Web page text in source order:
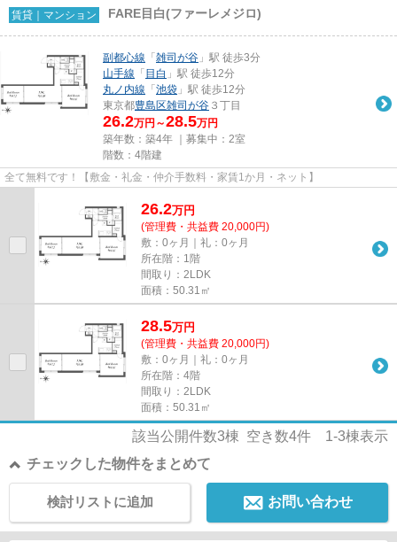
賃貸｜マンション FARE目白(ファーレメジロ)
副都心線 「 雑司が谷 」駅 徒歩3分
山手線 「 目白 」駅 徒歩12分
丸ノ内線 「 池袋 」駅 徒歩12分
東京都豊島区雑司が谷 ３丁目
26.2万円～28.5万円
築年数：築4年 ｜募集中： 2室
階数：4階建
全て無料です！【敷金・礼金・仲介手数料・家賃1か月・ネット】
26.2万円
(管理費・共益費 20,000円)
敷：0ヶ月｜礼：0ヶ月
所在階：1階
間取り：2LDK
面積：50.31㎡
28.5万円
(管理費・共益費 20,000円)
敷：0ヶ月｜礼：0ヶ月
所在階：4階
間取り：2LDK
面積：50.31㎡
該当公開件数3棟 空き数4件 1-3棟表示
チェックした物件をまとめて
お問い合わせ
検討リストに追加